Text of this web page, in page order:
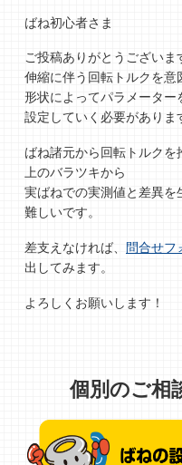
ばね初心者さま
ご投稿ありがとうございま
伸縮に伴う回転トルクを意
形状によってパラメーター
設定していく必要がありま
ばね諸元から回転トルク
上のバラツキから
実ばねでの実測値と差異
難しいです。
差支えなければ、 問合せフ
出してみます。
よろしくお願いします！
個別のご相